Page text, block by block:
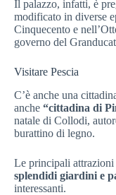
Il palazzo, infatti, è
modificato in diverse
Cinquecento e
governo del
Visitare Pescia
C’è anche una
anche “cittadina di
natale di Collodi,
burattino di legno.
Le principali attrazioni
splendidi giardini e
interessanti.